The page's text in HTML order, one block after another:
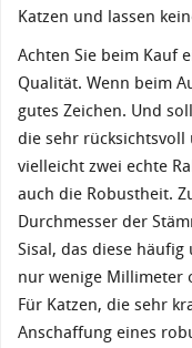
Katzen und lassen
Achten Sie beim Kauf
Qualität. Wenn beim
gutes Zeichen. Und
die sehr
vielleicht zwei echte
auch die Robustheit.
Durchmesser der
Sisal, das diese
nur wenige Millimeter
Für Katzen, die sehr
Anschaffung eines